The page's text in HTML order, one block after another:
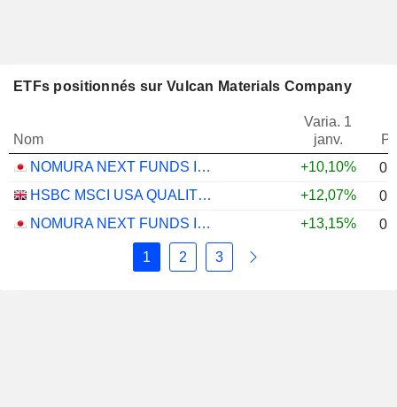
ETFs positionnés sur Vulcan Materials Company
Nom
Varia. 1
janv.
NOMURA NEXT FUNDS INTERNATIONAL EQUITY MSCI-KOKUSAI (YEN-HEDGED) ETF - JPY
+10,10%
HSBC MSCI USA QUALITY UCITS ETF - USD
+12,07%
NOMURA NEXT FUNDS INTERNATIONAL EQUITY MSCI-KOKUSAI (UNHEDGED) ETF - JPY
+13,15%
1 2 3